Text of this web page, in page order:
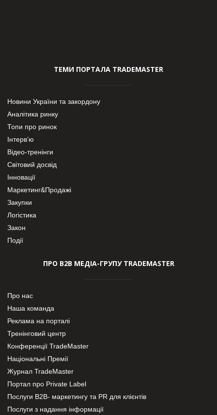
ТЕМИ ПОРТАЛА TRADEMASTER
Новини України та закордону
Аналітика ринку
Топи про ринок
Інтерв’ю
Відео-тренінги
Світовий досвід
Інновації
Маркетинг&Продажі
Закупки
Логістика
Закон
Події
ПРО В2В МЕДІА-ГРУПУ TRADEMASTER
Про нас
Наша команда
Реклама на порталі
Тренінговий центр
Конференції TradeMaster
Національні Премії
Журнал TradeMaster
Портал про Private Label
Послуги В2В- маркетингу та PR для клієнтів
Послуги з надання інформації